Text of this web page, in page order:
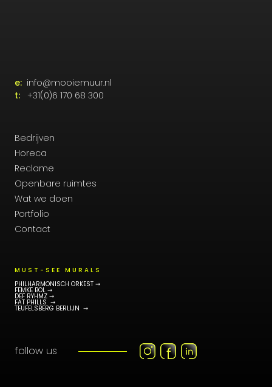
e: info@mooiemuur.nl
t:
+31(0)6 170 68 300
Bedrijven
Horeca
Reclame
Openbare ruimtes
Wat we doen
Portfolio
Contact
MUST-SEE MURALS
PHILHARMONISCH ORKEST ➞
FEMKE BOL ➞
DEF RYHMZ ➞
FAT PHILLS ➞
TEUFELSBERG BERLIJN ➞
follow us